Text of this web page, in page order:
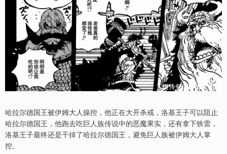
哈拉尔德国王被伊姆大人操控，他正在大开杀戒，洛基王子可以阻止
哈拉尔德国王，他跑去吃巨人族传说中的恶魔果实，还有拿下铁雷，
洛基王子最终还是干掉了哈拉尔德国王，避免巨人族被伊姆大人掌
控。